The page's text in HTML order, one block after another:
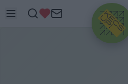
HIRDETÉS